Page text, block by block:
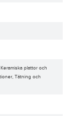
plattor och
Tätning och